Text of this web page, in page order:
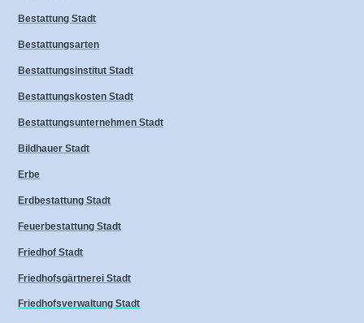
Bestattung Stadt
Bestattungsarten
Bestattungsinstitut Stadt
Bestattungskosten Stadt
Bestattungsunternehmen Stadt
Bildhauer Stadt
Erbe
Erdbestattung Stadt
Feuerbestattung Stadt
Friedhof Stadt
Friedhofsgärtnerei Stadt
Friedhofsverwaltung Stadt